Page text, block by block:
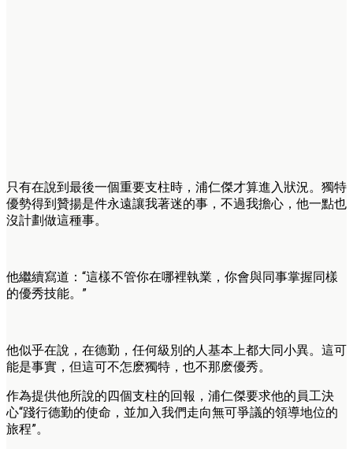
只有在說到最後一個重要支柱時，浦仁傑才算進入狀況。獨特
優勢得到贊揚是件永遠讓我著迷的事，不過我擔心，他一點也
沒計劃做這種事。
他繼續寫道：“這樣不管你在哪裡執業，你會與同事掌握同樣
的優秀技能。”
他似乎在說，在德勤，任何級別的人基本上都大同小異。這可
能是事實，但這可不怎麽獨特，也不那麽優秀。
作為提供他所說的四個支柱的回報，浦仁傑要求他的員工決
心“踐行德勤的使命，並加入我們走向無可爭議的領導地位的
旅程”。